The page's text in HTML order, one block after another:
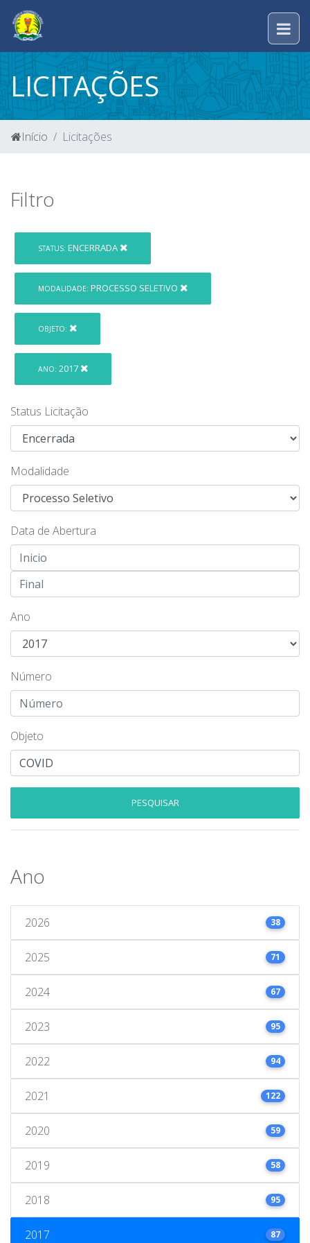
LICITAÇÕES
Início Licitações
Filtro
STATUS: ENCERRADA
MODALIDADE: PROCESSO SELETIVO
OBJETO:
ANO: 2017
Status Licitação
Modalidade
Data de Abertura
Ano
Número
Objeto
PESQUISAR
Ano
2026 38
2025 71
2024 67
2023 95
2022 94
2021 122
2020 59
2019 58
2018 95
2017 87